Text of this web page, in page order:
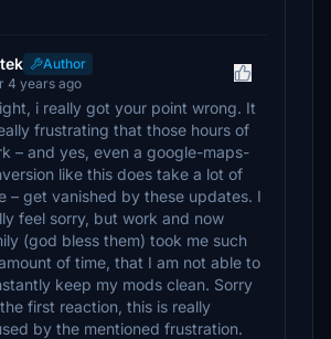
Author
4 years ago
i really got your point wrong. It
frustrating that those hours of
– and yes, even a google-maps-
like this does take a lot of
– get vanished by these updates. I
feel sorry, but work and now
(god bless them) took me such
of time, that I am not able to
keep my mods clean. Sorry
first reaction, this is really
by the mentioned frustration.